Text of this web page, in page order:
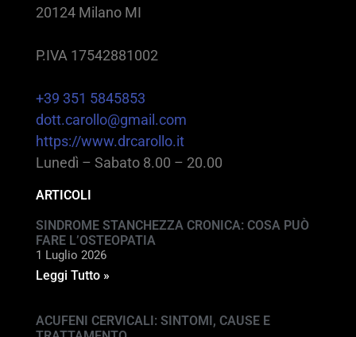
20124 Milano MI
P.IVA 17542881002
+39 351 5845853
dott.carollo@gmail.com
https://www.drcarollo.it
Lunedì – Sabato 8.00 – 20.00
ARTICOLI
SINDROME STANCHEZZA CRONICA: COSA PUÒ
FARE L’OSTEOPATIA
1 Luglio 2026
Leggi Tutto »
ACUFENI CERVICALI: SINTOMI, CAUSE E